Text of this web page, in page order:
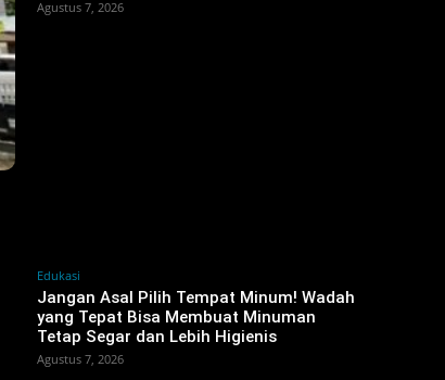
Agustus 7, 2026
Edukasi
Jangan Asal Pilih Tempat Minum! Wadah
yang Tepat Bisa Membuat Minuman
Tetap Segar dan Lebih Higienis
Agustus 7, 2026